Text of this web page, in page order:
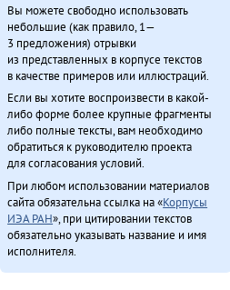
Вы можете свободно использовать
небольшие (как правило, 1—
3 предложения) отрывки
из представленных в корпусе текстов
в качестве примеров или иллюстраций.
Если вы хотите воспроизвести в какой-
либо форме более крупные фрагменты
либо полные тексты, вам необходимо
обратиться к руководителю проекта
для согласования условий.
При любом использовании материалов
сайта обязательна ссылка на «Корпусы
ИЭА РАН», при цитировании текстов
обязательно указывать название и имя
исполнителя.